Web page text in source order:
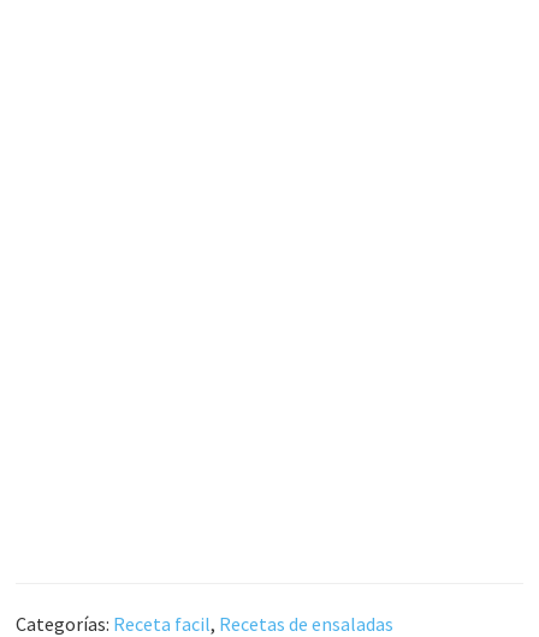
Categorías: Receta facil, Recetas de ensaladas